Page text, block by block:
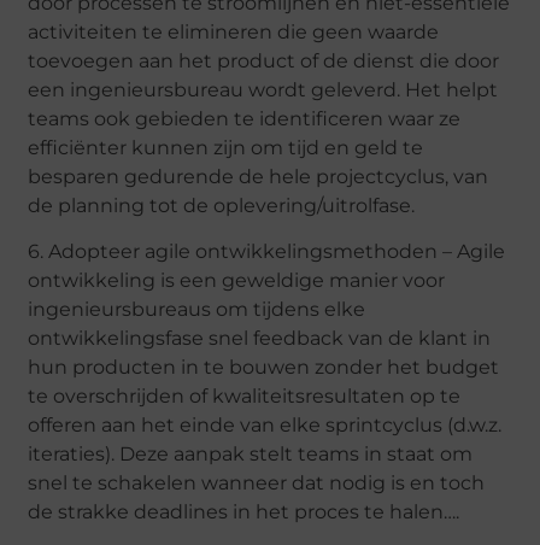
activiteiten te elimineren die geen waarde
toevoegen aan het product of de dienst die door
een ingenieursbureau wordt geleverd. Het helpt
teams ook gebieden te identificeren waar ze
efficiënter kunnen zijn om tijd en geld te
besparen gedurende de hele projectcyclus, van
de planning tot de oplevering/uitrolfase.
6. Adopteer agile ontwikkelingsmethoden – Agile
ontwikkeling is een geweldige manier voor
ingenieursbureaus om tijdens elke
ontwikkelingsfase snel feedback van de klant in
hun producten in te bouwen zonder het budget
te overschrijden of kwaliteitsresultaten op te
offeren aan het einde van elke sprintcyclus (d.w.z.
iteraties). Deze aanpak stelt teams in staat om
snel te schakelen wanneer dat nodig is en toch
de strakke deadlines in het proces te halen….